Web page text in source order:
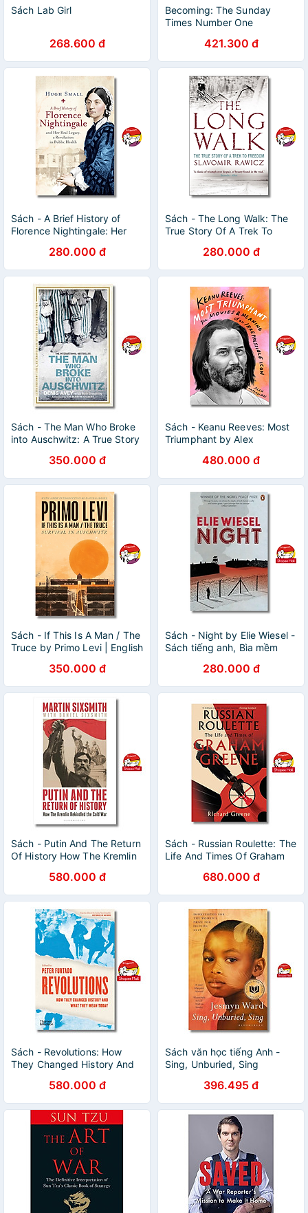
Sách Lab Girl
268.600 đ
Becoming: The Sunday
Times Number One
421.300 đ
Sách - A Brief History of
Florence Nightingale: Her
Health - Hugh Small
280.000 đ
Sách - The Long Walk: The
True Story Of A Trek To
Rawicz | Memoir / Nonfiction
280.000 đ
Sách - The Man Who Broke
into Auschwitz: A True Story
Avey | Biography
350.000 đ
Sách - Keanu Reeves: Most
Triumphant by Alex
Film Biography | English
Book
480.000 đ
Sách - If This Is A Man / The
Truce by Primo Levi | English
Holocaust350.000 đ
Sách - Night by Elie Wiesel -
Sách tiếng anh, Bìa mềm
280.000 đ
Sách - Putin And The Return
Of History How The Kremlin
Martin Sixsmith
580.000 đ
Sách - Russian Roulette: The
Life And Times Of Graham
Sách tiếng anh
680.000 đ
Sách - Revolutions: How
They Changed History And
Peter Furtado - English Book
- Sách Ngoại văn
580.000 đ
Sách văn học tiếng Anh -
Sing, Unburied, Sing
396.495 đ